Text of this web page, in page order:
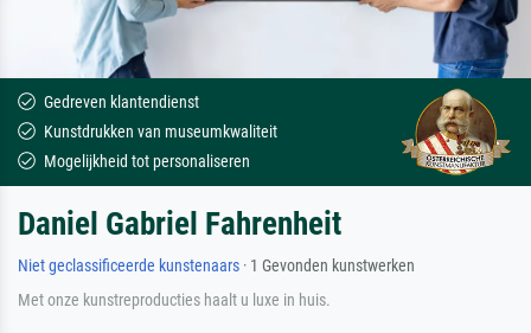
Gedreven klantendienst
Kunstdrukken van museumkwaliteit
Mogelijkheid tot personaliseren
Daniel Gabriel Fahrenheit
Niet geclassificeerde kunstenaars · 1 Gevonden kunstwerken
Met onze kunstreproducties haalt u luxe in huis.